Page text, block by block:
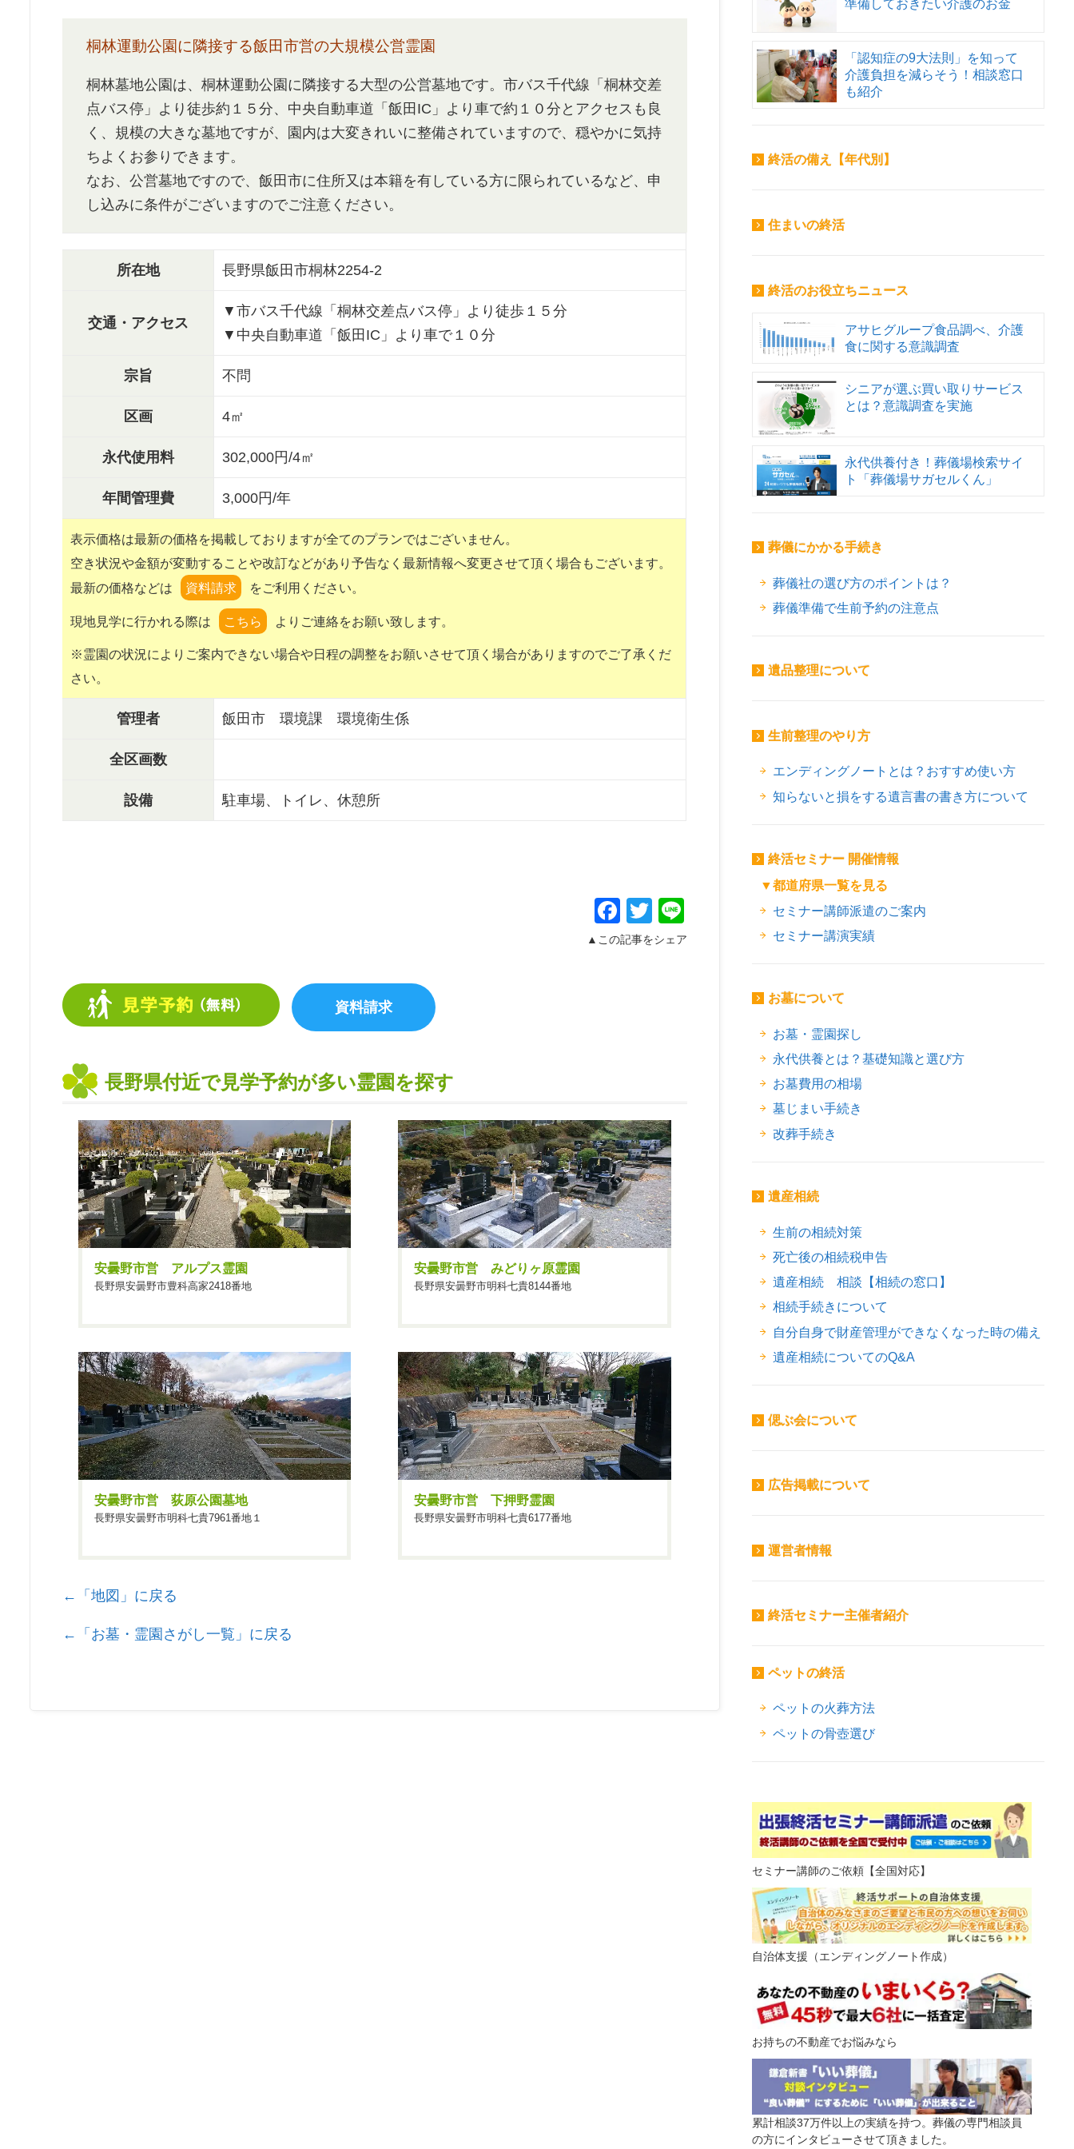
桐林運動公園に隣接する飯田市営の大規模公営霊園
桐林墓地公園は、桐林運動公園に隣接する大型の公営墓地です。市バス千代線「桐林交差
点バス停」より徒歩約１５分、中央自動車道「飯田IC」より車で約１０分とアクセスも良
く、規模の大きな墓地ですが、園内は大変きれいに整備されていますので、穏やかに気持
ちよくお参りできます。
なお、公営墓地ですので、飯田市に住所又は本籍を有している方に限られているなど、申
し込みに条件がございますのでご注意ください。
所在地 長野県飯田市桐林2254-2
交通・アクセス
▼市バス千代線「桐林交差点バス停」より徒歩１５分
▼中央自動車道「飯田IC」より車で１０分
宗旨 不問
区画 4㎡
永代使用料 302,000円/4㎡
年間管理費 3,000円/年
表示価格は最新の価格を掲載しておりますが全てのプランではございません。
空き状況や金額が変動することや改訂などがあり予告なく最新情報へ変更させて頂く場合もございます。
最新の価格などは
をご利用ください。
現地見学に行かれる際は よりご連絡をお願い致します。
※霊園の状況によりご案内できない場合や日程の調整をお願いさせて頂く場合がありますのでご了承くだ
さい。
管理者 飯田市 環境課 環境衛生係
全区画数
設備 駐車場、トイレ、休憩所
Facebook
Twitter
▲この記事をシェア
長野県付近で見学予約が多い霊園を探す
安曇野市営 アルプス霊園
長野県安曇野市豊科高家2418番地
安曇野市営 みどりヶ原霊園
長野県安曇野市明科七貴8144番地
安曇野市営 荻原公園墓地
長野県安曇野市明科七貴7961番地１
安曇野市営 下押野霊園
長野県安曇野市明科七貴6177番地
←「地図」に戻る
←「お墓・霊園さがし一覧」に戻る
準備しておきたい介護のお金
「認知症の9大法則」を知って
介護負担を減らそう！相談窓口
も紹介
終活の備え【年代別】
住まいの終活
終活のお役立ちニュース
アサヒグループ食品調べ、介護
食に関する意識調査
シニアが選ぶ買い取りサービス
とは？意識調査を実施
永代供養付き！葬儀場検索サイ
ト「葬儀場サガセルくん」
葬儀にかかる手続き
葬儀社の選び方のポイントは？
葬儀準備で生前予約の注意点
遺品整理について
生前整理のやり方
エンディングノートとは？おすすめ使い方
知らないと損をする遺言書の書き方について
終活セミナー 開催情報
▼都道府県一覧を見る
セミナー講師派遣のご案内
セミナー講演実績
お墓について
お墓・霊園探し
永代供養とは？基礎知識と選び方
お墓費用の相場
墓じまい手続き
改葬手続き
遺産相続
生前の相続対策
死亡後の相続税申告
遺産相続 相談【相続の窓口】
相続手続きについて
自分自身で財産管理ができなくなった時の備え
遺産相続についてのQ&A
偲ぶ会について
広告掲載について
運営者情報
終活セミナー主催者紹介
ペットの終活
ペットの火葬方法
ペットの骨壺選び
セミナー講師のご依頼【全国対応】
自治体支援（エンディングノート作成）
お持ちの不動産でお悩みなら
累計相談37万件以上の実績を持つ。葬儀の専門相談員
の方にインタビューさせて頂きました。